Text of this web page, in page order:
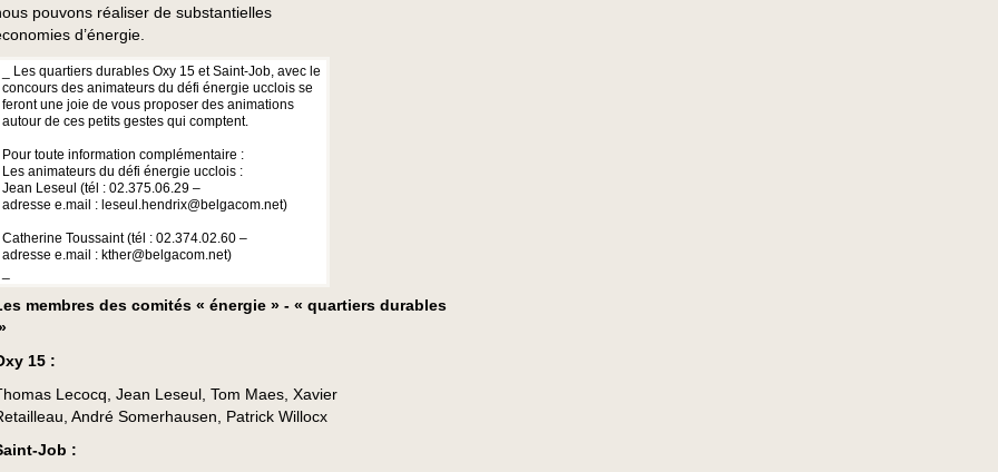
pouvons réaliser de substantielles
d’énergie.
_ Les quartiers durables Oxy 15 et Saint-Job, avec le
concours des animateurs du défi énergie ucclois se
feront une joie de vous proposer des animations
autour de ces petits gestes qui comptent.
Pour toute information complémentaire :
Les animateurs du défi énergie ucclois :
Jean Leseul (tél : 02.375.06.29 –
adresse e.mail : leseul.hendrix@belgacom.net)
Catherine Toussaint (tél : 02.374.02.60 –
adresse e.mail : kther@belgacom.net)
membres des comités « énergie » - « quartiers durables
15 :
Lecocq, Jean Leseul, Tom Maes, Xavier
André Somerhausen, Patrick Willocx
Job :